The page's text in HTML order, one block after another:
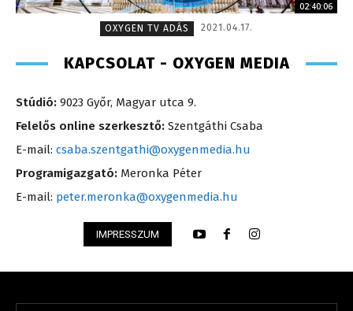
02:40:06
OXYGEN TV ADÁS
2021.04.17.
KAPCSOLAT - OXYGEN MEDIA
Stúdió: 9023 Győr, Magyar utca 9.
Felelős online szerkesztő: Szentgáthi Csaba
E-mail: csaba.szentgathi@oxygenmedia.hu
Programigazgató: Meronka Péter
E-mail: peter.meronka@oxygenmedia.hu
IMPRESSZUM